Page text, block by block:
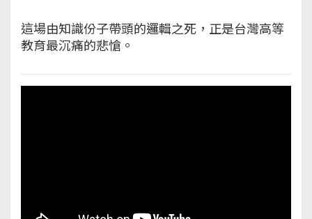
這場由知識份子帶頭的邏輯之死，正是台灣高等
教育最沉痛的悲愴。